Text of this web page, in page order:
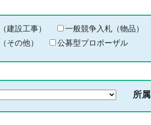
る
キ
ー
ー
入
力
建設工事） 一般競争入札（物品）
その他）
公募型プロポーザル
所属